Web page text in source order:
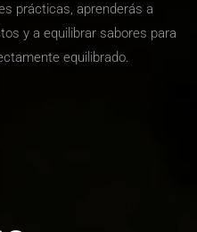
prácticas, aprenderás a
y a equilibrar sabores para
equilibrado.